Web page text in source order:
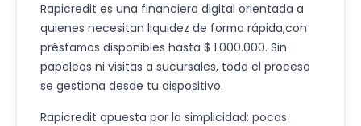
Rapicredit es una financiera digital orientada a
quienes necesitan liquidez de forma rápida,con
préstamos disponibles hasta $ 1.000.000. Sin
papeleos ni visitas a sucursales, todo el proceso
se gestiona desde tu dispositivo.
Rapicredit apuesta por la simplicidad: pocas